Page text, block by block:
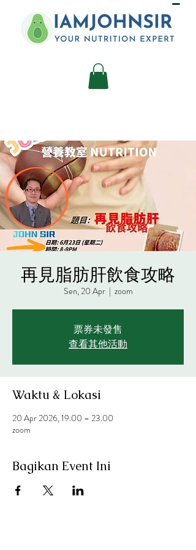
再見脂肪肝飲食攻略
Sen, 20 Apr
  |
zoom
票券未發售
查看其他活動
Waktu & Lokasi
20 Apr 2026, 19.00 – 23.00
zoom
Bagikan Event Ini